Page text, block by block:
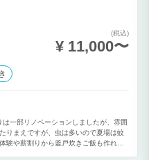
(税込)
¥ 11,000〜
一部リノベーションしましたが、雰囲
りまえですが、虫は多いので夏場は蚊
験や薪割りから釜戸炊きご飯も作れま